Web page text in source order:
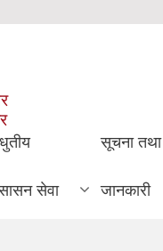
सेवा
सूचना तथा
जानकारी